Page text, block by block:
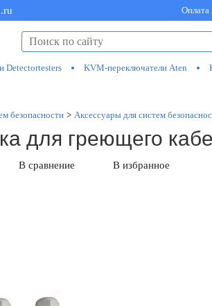
Оплата
Detectortesters KVM-переключатели Aten
безопасности > Аксессуары для систем
для греющего
В сравнение В избранное